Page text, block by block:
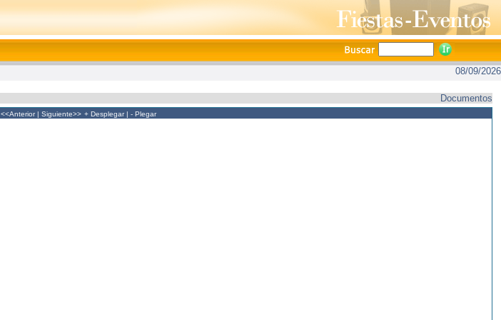
08/09/2026
Documentos
<<Anterior| Siguiente>> + Desplegar| - Plegar